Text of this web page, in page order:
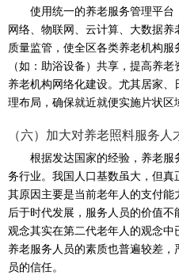
使用统一的养老服务管理平
网络、物联网、云计算、大数据
质量监管，使全区各类养老机构
（如：助浴设备）共享，提高养
养老机构网络化建设。尤其居家
理布局，确保就近就便实施片状区
（六）加大对养老照料服务人
根据发达国家的经验，养老
务行业。我国人口基数虽大，但真
其原因主要是当前老年人的支付
后于时代发展，服务人员的价值
观念其实在第二代老年人的观念
养老服务人员的素质也普遍较差，
员的信任。